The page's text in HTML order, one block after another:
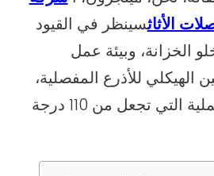
الأثاثسينظر في القيود
الخزانة، وبيئة عمل
الهيكلي للأذرع المفصلية،
وأسباب التصنيع العملية التي تجعل من 110 درجة